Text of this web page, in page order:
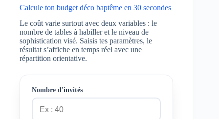
Calcule ton budget déco baptême en 30 secondes
Le coût varie surtout avec deux variables : le
nombre de tables à habiller et le niveau de
sophistication visé. Saisis tes paramètres, le
résultat s’affiche en temps réel avec une
répartition orientative.
Nombre d'invités